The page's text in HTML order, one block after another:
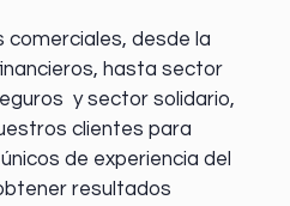
comerciales, desde la
, hasta sector
y sector solidario,
clientes para
de experiencia del
resultados